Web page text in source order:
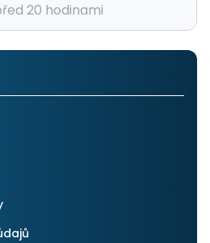
20 hodinami